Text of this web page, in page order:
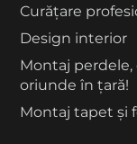
Curățare
Design interior
Montaj
oriunde în țară!
Montaj tapet și